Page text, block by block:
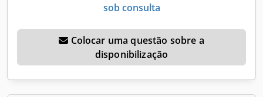
sob consulta
disponibilização